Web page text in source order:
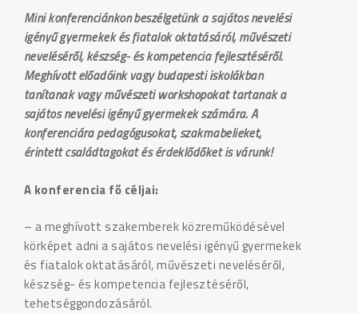
Mini konferenciánkon beszélgetünk a sajátos nevelési
igényű gyermekek és fiatalok oktatásáról, művészeti
neveléséről, készség- és kompetencia fejlesztéséről.
Meghívott előadóink vagy budapesti iskolákban
tanítanak vagy művészeti workshopokat tartanak a
sajátos nevelési igényű gyermekek számára. A
konferenciára pedagógusokat, szakmabelieket,
érintett családtagokat és érdeklődőket is várunk!
A konferencia fő céljai:
– a meghívott szakemberek közreműködésével
körképet adni a sajátos nevelési igényű gyermekek
és fiatalok oktatásáról, művészeti neveléséről,
készség- és kompetencia fejlesztéséről,
tehetséggondozásáról.